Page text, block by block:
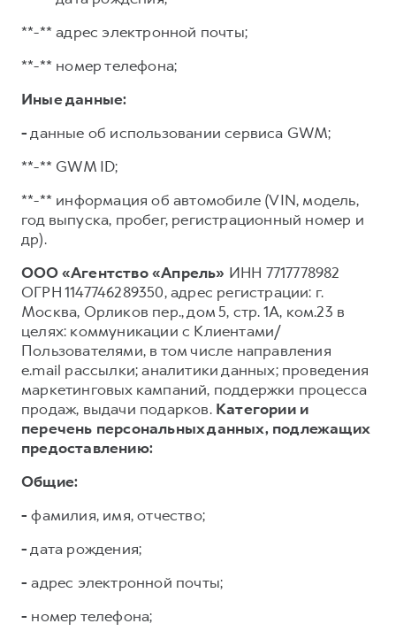
**-** адрес электронной почты;
**-** номер телефона;
Иные данные:
-данные об использовании сервиса GWM;
**-** GWM ID;
**-** информация об автомобиле (VIN, модель,
год выпуска, пробег, регистрационный номер и
др).
ООО «Агентство «Апрель» ИНН 7717778982
ОГРН 1147746289350, адрес регистрации: г.
Москва, Орликов пер., дом 5, стр. 1А, ком.23 в
целях: коммуникации с Клиентами/
Пользователями, в том числе направления
e.mail рассылки; аналитики данных; проведения
маркетинговых кампаний, поддержки процесса
продаж, выдачи подарков. Категории и
перечень персональных данных, подлежащих
предоставлению:
Общие:
- фамилия, имя, отчество;
-дата рождения;
- адрес электронной почты;
- номер телефона;